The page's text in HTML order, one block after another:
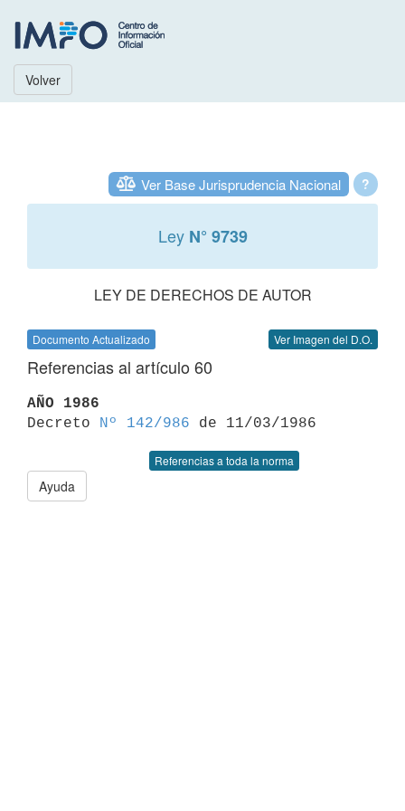
Volver
?
Ver Base Jurisprudencia Nacional
Ley N° 9739
LEY DE DERECHOS DE AUTOR
Documento Actualizado Ver Imagen del D.O.
Referencias al artículo 60
AÑO 1986
Decreto
Nº 142/986
Referencias a toda la norma
Ayuda